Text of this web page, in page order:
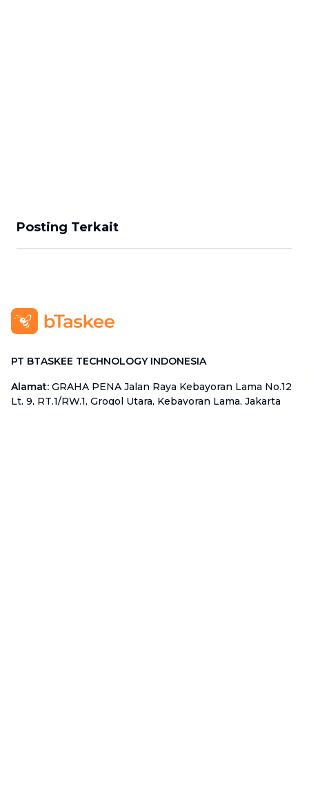
Posting Terkait
PT BTASKEE TECHNOLOGY INDONESIA
Alamat: GRAHA PENA Jalan Raya Kebayoran Lama No.12
Lt. 9, RT.1/RW.1, Grogol Utara, Kebayoran Lama, Jakarta